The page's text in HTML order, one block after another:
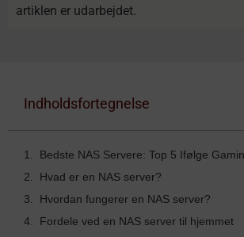
artiklen er udarbejdet.
Indholdsfortegnelse
Bedste NAS Servere: Top 5 Ifølge
Hvad er en NAS server?
Hvordan fungerer en NAS server?
Fordele ved en NAS server til hjemmet